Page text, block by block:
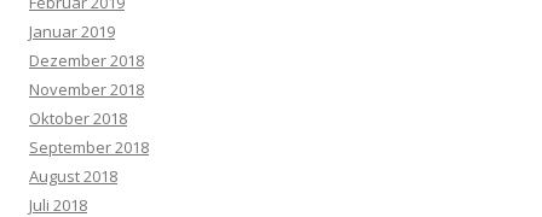
Januar 2019
Dezember 2018
November 2018
Oktober 2018
September 2018
August 2018
Juli 2018